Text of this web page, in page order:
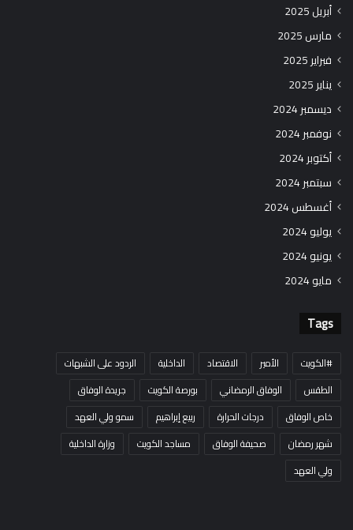
أبريل 2025
مارس 2025
فبراير 2025
يناير 2025
ديسمبر 2024
نوفمبر 2024
أكتوبر 2024
سبتمبر 2024
أغسطس 2024
يوليو 2024
يونيو 2024
مايو 2024
Tags
#الكويت الأمير الاقتصاد الداخلية
الردود على الشبهات
الطقس
الوفاق الرمضاني بورصة الكويت
جريدة الوفاق
خاص الوفاق
درجات الحرارة ربيع إبراهيم
سمو ولي العهد
شهر رمضان
صحيفة الوفاق مساجد الكويت
وزارة الداخلية
ولي العهد